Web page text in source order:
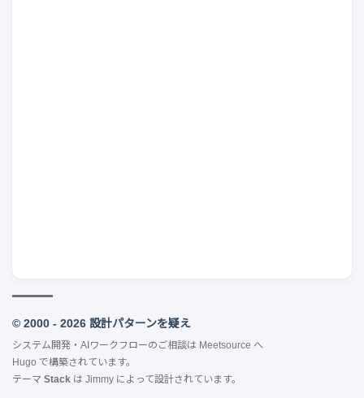
© 2000 - 2026 設計パターンを疑え
システム開発・AIワークフローのご相談は Meetsource へ
Hugo で構築されています。
テーマ Stack は Jimmy によって設計されています。